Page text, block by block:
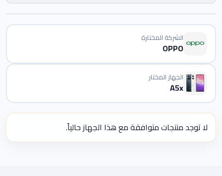
الشركة المختارة
OPPO
الجهاز المختار
A5x
لا توجد منتجات متوافقة مع هذا الجهاز حالياً.